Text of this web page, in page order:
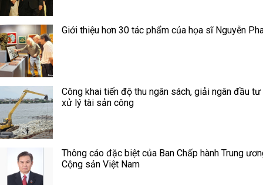
Giới thiệu hơn 30 tác phẩm của họa sĩ Nguyễn
Công khai tiến độ thu ngân sách, giải ngân đầu
xử lý tài sản công
Thông cáo đặc biệt của Ban Chấp hành Trung
Cộng sản Việt Nam